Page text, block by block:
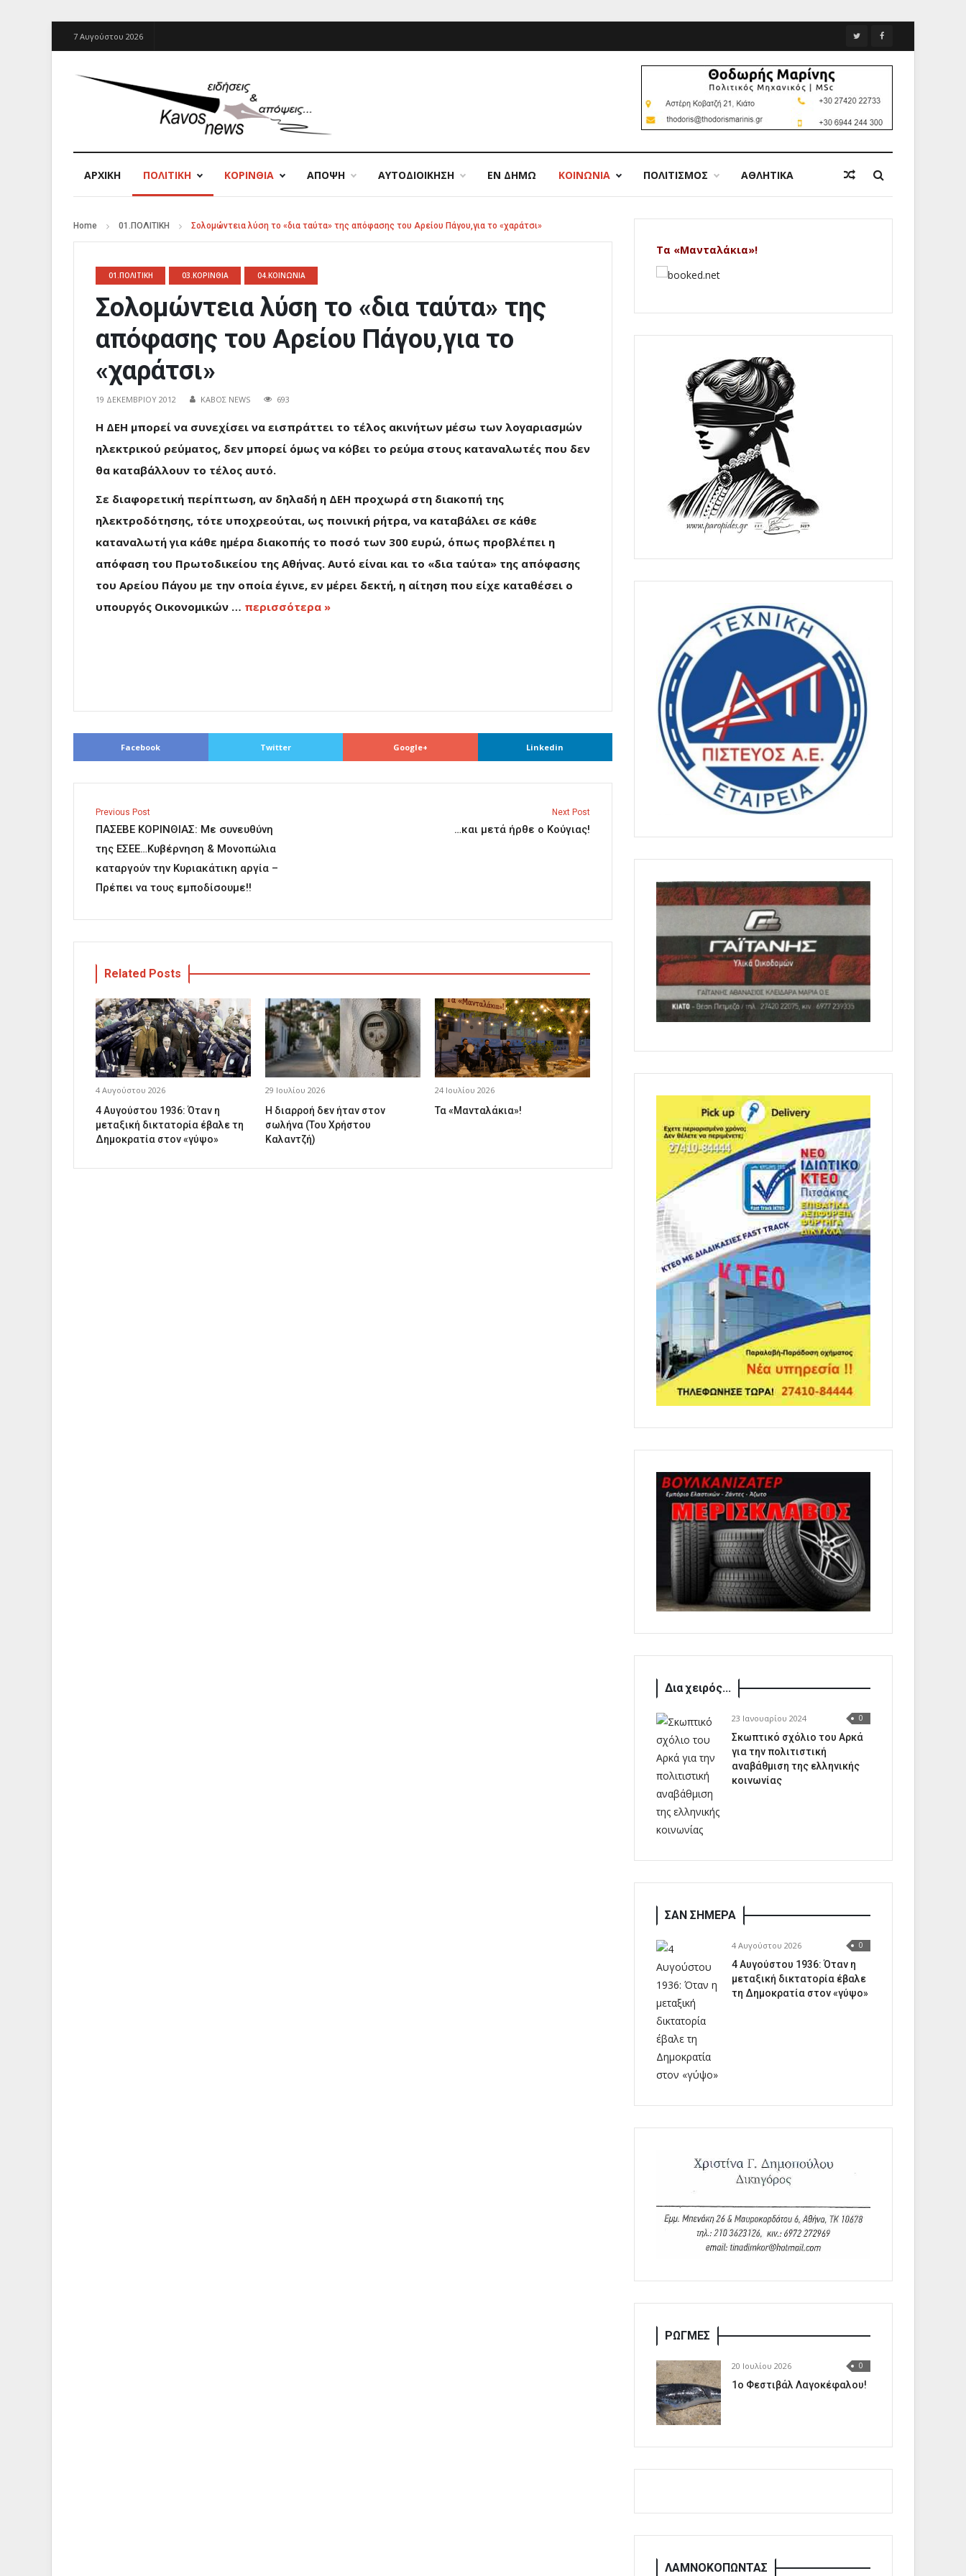
7 Αυγούστου 2026
ΑΡΧΙΚΉ ΠΟΛΙΤΙΚΗ ΚΟΡΙΝΘΙΑ ΑΠΟΨΗ ΑΥΤΟΔΙΟΙΚΗΣΗ ΕΝ ΔΗΜΩ ΚΟΙΝΩΝΙΑ ΠΟΛΙΤΙΣΜΟΣ ΑΘΛΗΤΙΚΑ
Home 01.ΠΟΛΙΤΙΚΗ Σολομώντεια λύση το «δια ταύτα» της απόφασης του Αρείου Πάγου,για το «χαράτσι»
01.ΠΟΛΙΤΙΚΗ 03.ΚΟΡΙΝΘΙΑ 04.ΚΟΙΝΩΝΙΑ
Σολομώντεια λύση το «δια ταύτα» της
απόφασης του Αρείου Πάγου,για το
«χαράτσι»
19 ΔΕΚΕΜΒΡΊΟΥ 2012 ΚΑΒΟΣ NEWS 693
Η ΔΕΗ μπορεί να συνεχίσει να εισπράττει το τέλος ακινήτων μέσω των λογαριασμών
ηλεκτρικού ρεύματος, δεν μπορεί όμως να κόβει το ρεύμα στους καταναλωτές που δεν
θα καταβάλλουν το τέλος αυτό.
Σε διαφορετική περίπτωση, αν δηλαδή η ΔΕΗ προχωρά στη διακοπή της
ηλεκτροδότησης, τότε υποχρεούται, ως ποινική ρήτρα, να καταβάλει σε κάθε
καταναλωτή για κάθε ημέρα διακοπής το ποσό των 300 ευρώ, όπως προβλέπει η
απόφαση του Πρωτοδικείου της Αθήνας. Αυτό είναι και το «δια ταύτα» της απόφασης
του Αρείου Πάγου με την οποία έγινε, εν μέρει δεκτή, η αίτηση που είχε καταθέσει ο
υπουργός Οικονομικών … περισσότερα »
Facebook Twitter Google+ Linkedin
Previous Post
ΠΑΣΕΒΕ ΚΟΡΙΝΘΙΑΣ: Με συνευθύνη
της ΕΣΕΕ…Κυβέρνηση & Μονοπώλια
καταργούν την Κυριακάτικη αργία –
Πρέπει να τους εμποδίσουμε!!
Next Post
…και μετά ήρθε ο Κούγιας!
Related Posts
4 Αυγούστου 2026
4 Αυγούστου 1936: Όταν η
μεταξική δικτατορία έβαλε τη
Δημοκρατία στον «γύψο»
29 Ιουλίου 2026
Η διαρροή δεν ήταν στον
σωλήνα (Του Χρήστου
Καλαντζή)
24 Ιουλίου 2026
Τα «Μανταλάκια»!
Τα «Μανταλάκια»!
Δια χειρός...
23 Ιανουαρίου 2024 0
Σκωπτικό σχόλιο του Αρκά
για την πολιτιστική
αναβάθμιση της ελληνικής
κοινωνίας
ΣΑΝ ΣΗΜΕΡΑ
4 Αυγούστου 2026 0
4 Αυγούστου 1936: Όταν η
μεταξική δικτατορία έβαλε
τη Δημοκρατία στον «γύψο»
ΡΩΓΜΕΣ
20 Ιουλίου 2026 0
1o Φεστιβάλ Λαγοκέφαλου!
ΛΑΜΝΟΚΟΠΩΝΤΑΣ